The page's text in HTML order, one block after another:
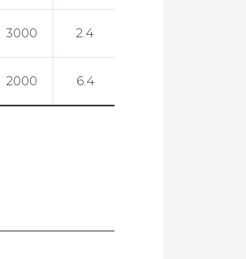
3000 2.4
2000 6.4